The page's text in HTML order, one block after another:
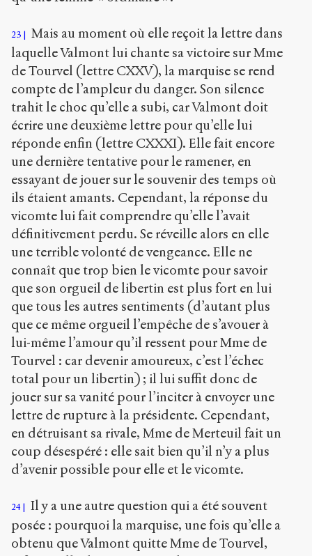
23
Mais au moment où elle reçoit la lettre dans
laquelle Valmont lui chante sa victoire sur Mme
de Tourvel (lettre CXXV), la marquise se rend
compte de l’ampleur du danger. Son silence
trahit le choc qu’elle a subi, car Valmont doit
écrire une deuxième lettre pour qu’elle lui
réponde enfin (lettre CXXXI). Elle fait encore
une dernière tentative pour le ramener, en
essayant de jouer sur le souvenir des temps où
ils étaient amants. Cependant, la réponse du
vicomte lui fait comprendre qu’elle l’avait
définitivement perdu. Se réveille alors en elle
une terrible volonté de vengeance. Elle ne
connaît que trop bien le vicomte pour savoir
que son orgueil de libertin est plus fort en lui
que tous les autres sentiments (d’autant plus
que ce même orgueil l’empêche de s’avouer à
lui-même l’amour qu’il ressent pour Mme de
Tourvel : car devenir amoureux, c’est l’échec
total pour un libertin) ; il lui suffit donc de
jouer sur sa vanité pour l’inciter à envoyer une
lettre de rupture à la présidente. Cependant,
en détruisant sa rivale, Mme de Merteuil fait un
coup désespéré : elle sait bien qu’il n’y a plus
d’avenir possible pour elle et le vicomte.
24
Il y a une autre question qui a été souvent
posée : pourquoi la marquise, une fois qu’elle a
obtenu que Valmont quitte Mme de Tourvel,